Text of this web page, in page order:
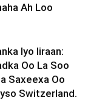
Ah Loo
Iyo Iiraan:
Oo La Soo
Saxeexa Oo
Switzerland.